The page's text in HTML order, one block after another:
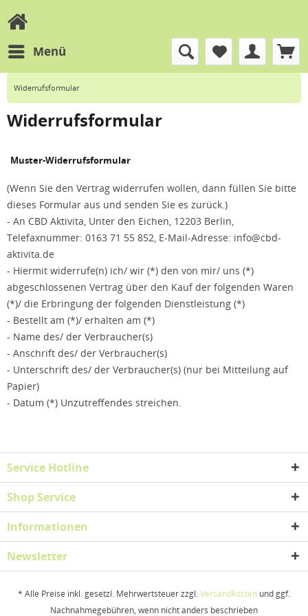
Menü
Widerrufsformular
Widerrufsformular
Muster-Widerrufsformular
(Wenn Sie den Vertrag widerrufen wollen, dann füllen Sie bitte
dieses Formular aus und senden Sie es zurück.)
- An CBD Aktivita, Unter den Eichen, 12203 Berlin,
Telefaxnummer: 0163 71 55 852, E-Mail-Adresse: info@cbd-
aktivita.de
- Hiermit widerrufe(n) ich/ wir (*) den von mir/ uns (*)
abgeschlossenen Vertrag über den Kauf der folgenden Waren
(*)/ die Erbringung der folgenden Dienstleistung (*)
- Bestellt am (*)/ erhalten am (*)
- Name des/ der Verbraucher(s)
- Anschrift des/ der Verbraucher(s)
- Unterschrift des/ der Verbraucher(s) (nur bei Mitteilung auf
Papier)
- Datum (*) Unzutreffendes streichen.
Service Hotline
Shop Service
Informationen
Newsletter
* Alle Preise inkl. gesetzl. Mehrwertsteuer zzgl.Versandkosten und ggf.
Nachnahmegebühren, wenn nicht anders beschrieben